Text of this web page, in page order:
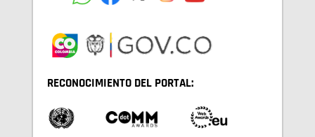
RECONOCIMIENTO DEL PORTAL: